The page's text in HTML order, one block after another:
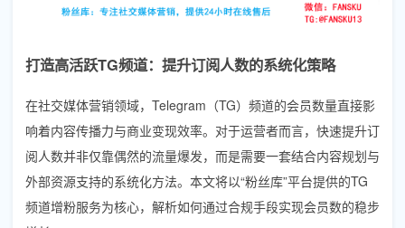
打造高活跃TG频道：提升订阅人数的系统化策略
在社交媒体营销领域，Telegram（TG）频道的会员数量直接影
响着内容传播力与商业变现效率。对于运营者而言，快速提升订
阅人数并非仅靠偶然的流量爆发，而是需要一套结合内容规划与
外部资源支持的系统化方法。本文将以“粉丝库”平台提供的TG
频道增粉服务为核心，解析如何通过合规手段实现会员数的稳步